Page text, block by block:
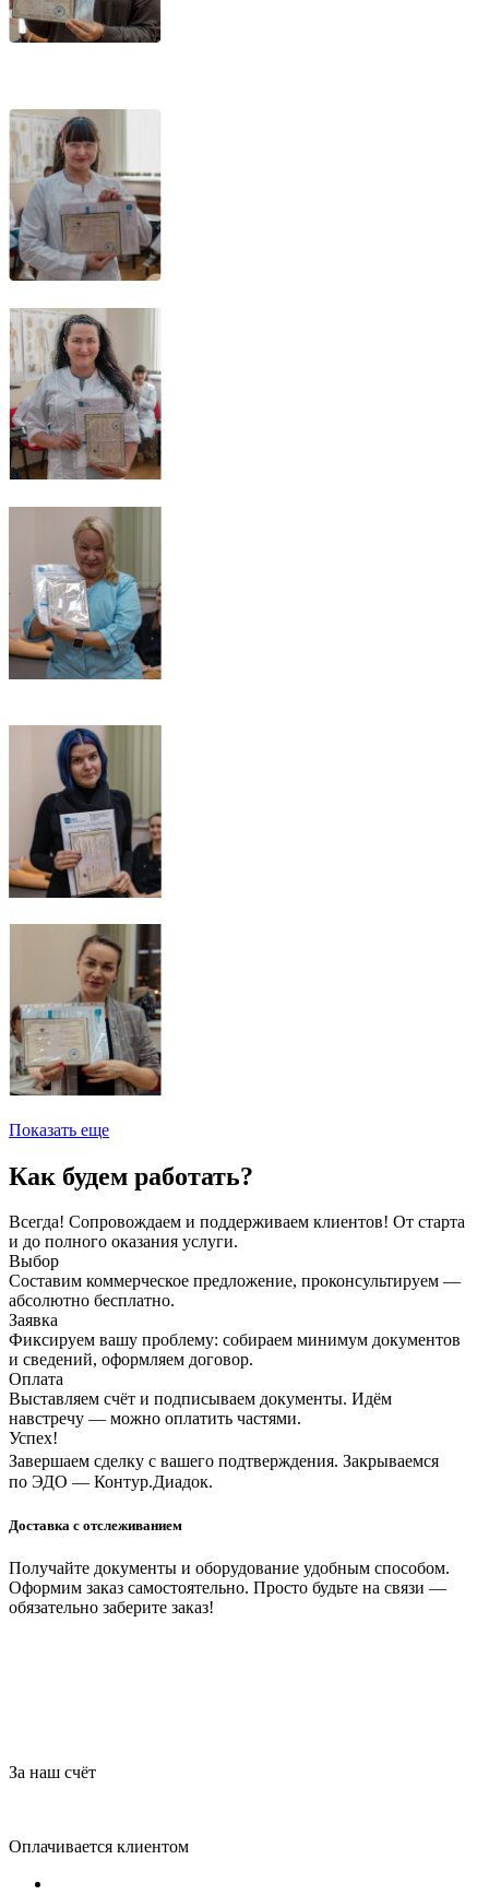
Показать еще
Как будем работать?
Всегда! Сопровождаем и поддерживаем клиентов! От старта
и до полного оказания услуги.
Выбор
Составим коммерческое предложение, проконсультируем —
абсолютно бесплатно.
Заявка
Фиксируем вашу проблему: собираем минимум документов
и сведений, оформляем договор.
Оплата
Выставляем счёт и подписываем документы. Идём
навстречу — можно оплатить частями.
Успех!
Завершаем сделку с вашего подтверждения. Закрываемся
по ЭДО — Контур.Диадок.
Доставка с отслеживанием
Получайте документы и оборудование удобным способом.
Оформим заказ самостоятельно. Просто будьте на связи —
обязательно заберите заказ!
За наш счёт
Оплачивается клиентом